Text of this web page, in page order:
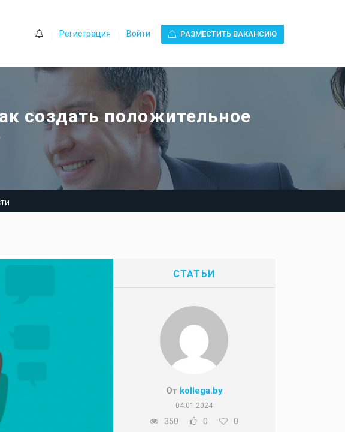
Регистрация Войти РАЗМЕСТИТЬ ВАКАНСИЮ
создать положительное
СТАТЬИ
От kollega.by
04.01.2024
350 0 0